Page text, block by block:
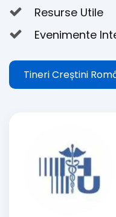
Resurse Utile
Evenimente
Tineri Creștini